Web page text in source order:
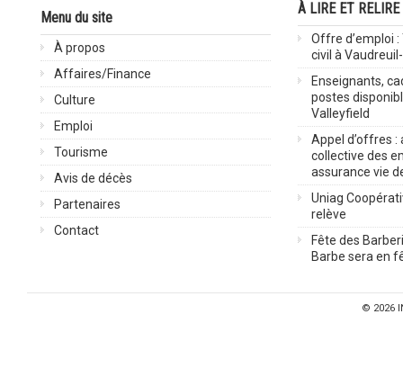
Menu du site
À propos
Affaires/Finance
Culture
Emploi
Tourisme
Avis de décès
Partenaires
Contact
À LIRE ET RELIRE
Offre d’emploi
civil à
Enseignants,
postes
Valleyfield
Appel d’offres :
collective des
assurance vie
Uniag
relève
Fête des
Barbe sera en
© 2026